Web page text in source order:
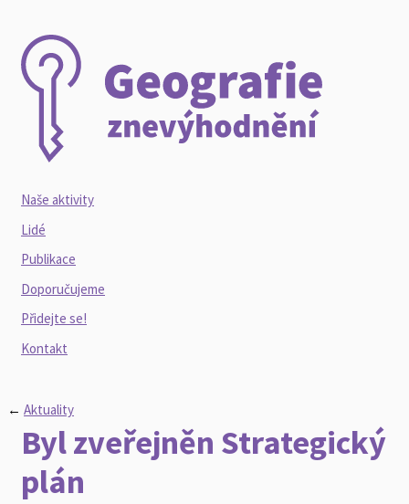
Naše aktivity
Lidé
Publikace
Doporučujeme
Přidejte se!
Kontakt
← Aktuality
Byl zveřejněn Strategický
plán